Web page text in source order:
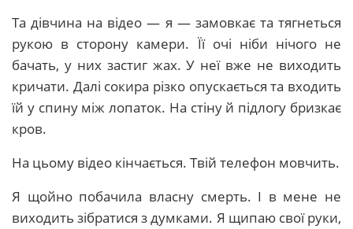
Та дівчина на відео — я — замовкає та тягнеться
рукою в сторону камери. Її очі ніби нічого не
бачать, у них застиг жах. У неї вже не виходить
кричати. Далі сокира різко опускається та входить
їй у спину між лопаток. На стіну й підлогу бризкає
кров.
На цьому відео кінчається. Твій телефон мовчить.
Я щойно побачила власну смерть. І в мене не
виходить зібратися з думками. Я щипаю свої руки,